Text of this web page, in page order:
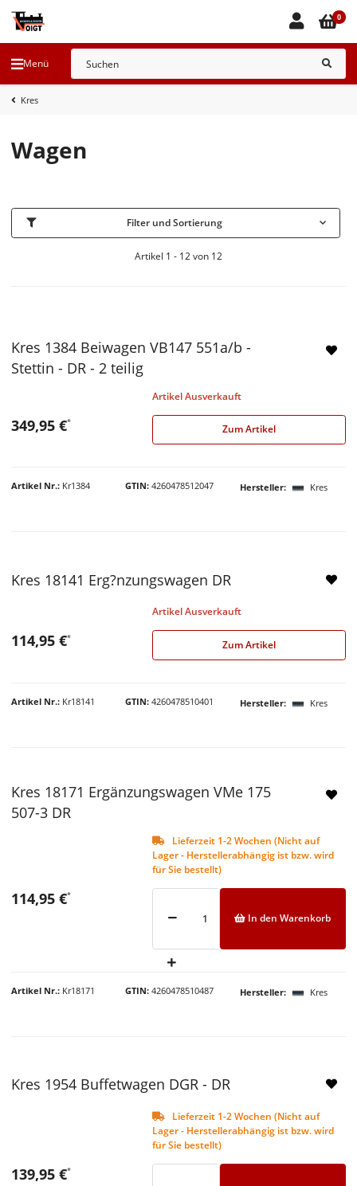
Menü
0
Kres
Wagen
Filter und Sortierung
Artikel 1 - 12 von 12
Kres 1384 Beiwagen VB147 551a/b -
Stettin - DR - 2 teilig
Artikel Ausverkauft
Artikel Nr. Kr1384 GTIN 4260478512047 Hersteller Kres
349,95 €*
Zum Artikel
Kres 18141 Erg?nzungswagen DR
Artikel Ausverkauft
Artikel Nr. Kr18141 GTIN 4260478510401 Hersteller Kres
114,95 €*
Zum Artikel
Kres 18171 Ergänzungswagen VMe 175
507-3 DR
Lieferzeit 1-2 Wochen (Nicht auf
Lager - Herstellerabhängig ist bzw. wird
für Sie bestellt)
Artikel Nr. Kr18171 GTIN 4260478510487 Hersteller Kres
114,95 €*
In den Warenkorb
Kres 1954 Buffetwagen DGR - DR
Lieferzeit 1-2 Wochen (Nicht auf
Lager - Herstellerabhängig ist bzw. wird
für Sie bestellt)
139,95 €*